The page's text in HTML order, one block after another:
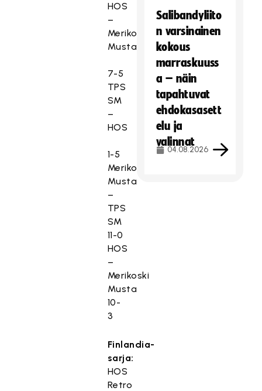
HOS
–
Merikoski
Musta
7-5
TPS
SM
–
HOS
1-5
Merikoski
Musta
–
TPS
SM
11-0
HOS
–
Merikoski
Musta
10-
3
Finlandia-
sarja:
HOS
Retro
Salibandyliito
n varsinainen
kokous
marraskuuss
a – näin
tapahtuvat
ehdokasasett
elu ja
valinnat
04.08.2026